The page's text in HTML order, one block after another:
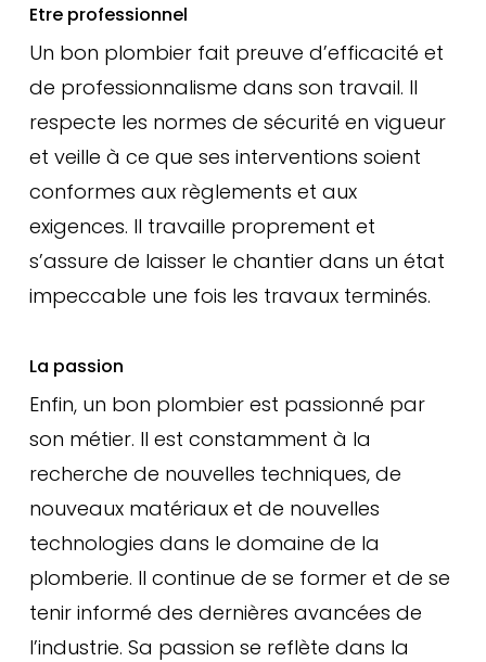
Etre professionnel
Un bon plombier fait preuve d’efficacité et
de professionnalisme dans son travail. Il
respecte les normes de sécurité en vigueur
et veille à ce que ses interventions soient
conformes aux règlements et aux
exigences. Il travaille proprement et
s’assure de laisser le chantier dans un état
impeccable une fois les travaux terminés.
La passion
Enfin, un bon plombier est passionné par
son métier. Il est constamment à la
recherche de nouvelles techniques, de
nouveaux matériaux et de nouvelles
technologies dans le domaine de la
plomberie. Il continue de se former et de se
tenir informé des dernières avancées de
l’industrie. Sa passion se reflète dans la